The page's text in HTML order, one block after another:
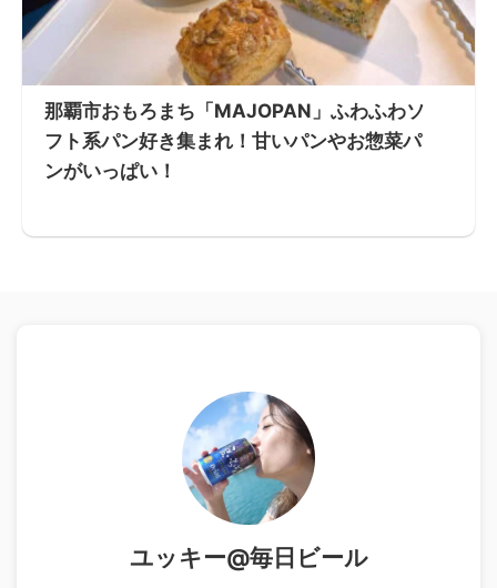
那覇市おもろまち「MAJOPAN」ふわふわソ
フト系パン好き集まれ！甘いパンやお惣菜パ
ンがいっぱい！
ユッキー@毎日ビール